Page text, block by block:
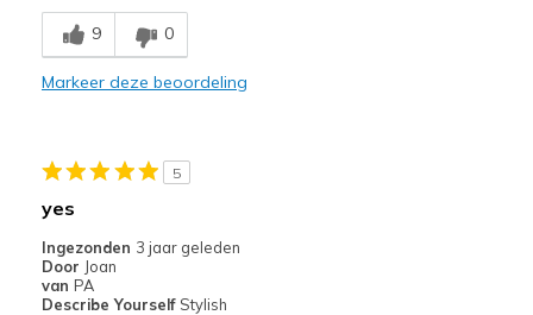
Travel
Width
Sizing
Feels true to size
9 0
Markeer deze beoordeling
5
yes
Ingezonden 3 jaar geleden
Door Joan
van PA
Describe Yourself Stylish